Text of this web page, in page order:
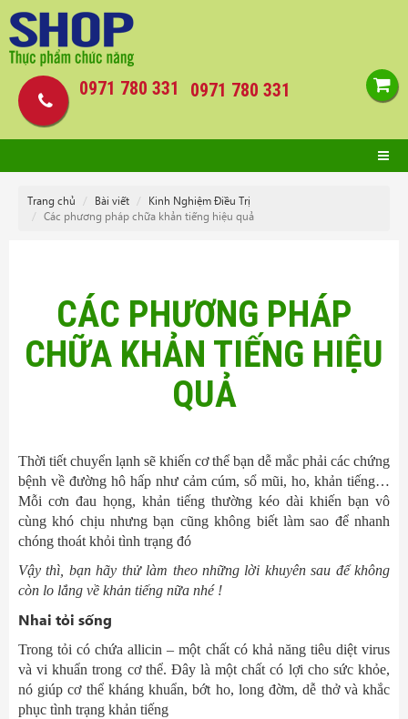
0971 780 331
0971 780 331
Trang chủ Bài viết
Kinh Nghiệm Điều Trị
Các phương pháp chữa khản tiếng hiệu quả
CÁC PHƯƠNG PHÁP
CHỮA KHẢN TIẾNG HIỆU
QUẢ
Thời tiết chuyển lạnh sẽ khiến cơ thể bạn dễ mắc phải các chứng
bệnh về đường hô hấp như cảm cúm, sổ mũi, ho, khản tiếng…
Mỗi cơn đau họng, khản tiếng thường kéo dài khiến bạn vô
cùng khó chịu nhưng bạn cũng không biết làm sao để nhanh
chóng thoát khỏi tình trạng đó
Vậy thì, bạn hãy thử làm theo những lời khuyên sau để không
còn lo lắng về khản tiếng nữa nhé !
Nhai tỏi sống
Trong tỏi có chứa allicin – một chất có khả năng tiêu diệt virus
và vi khuẩn trong cơ thể. Đây là một chất có lợi cho sức khỏe,
nó giúp cơ thể kháng khuẩn, bớt ho, long đờm, dễ thở và khắc
phục tình trạng khản tiếng